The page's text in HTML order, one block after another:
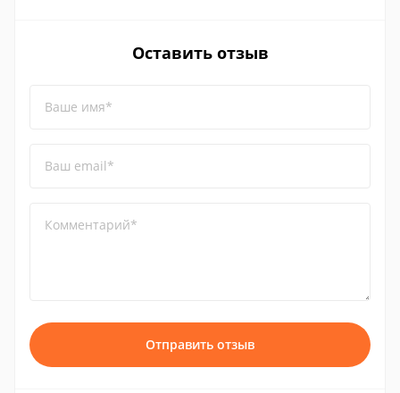
Оставить отзыв
Ваше имя*
Ваш email*
Комментарий*
Отправить отзыв